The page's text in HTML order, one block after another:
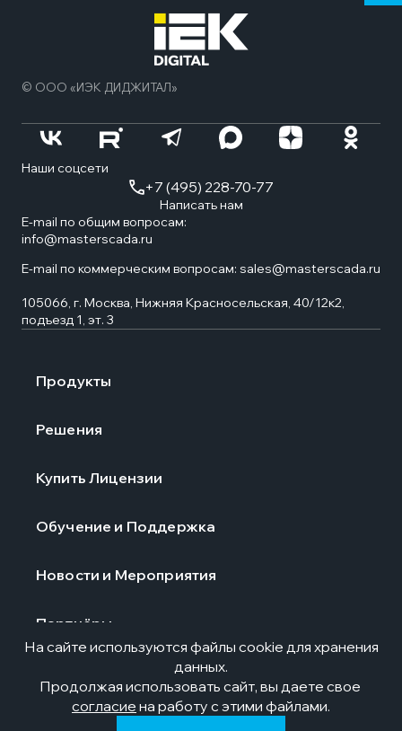
На сайте используются файлы cookie для хранения
данных.
Продолжая использовать сайт, вы даете свое
согласие на работу с этими файлами.
© ООО «ИЭК ДИДЖИТАЛ»
Продукты
Решения
Купить Лицензии
Обучение и Поддержка
Новости и Мероприятия
Партнёры
+7 (495) 228-70-77
Написать нам
Наши соцсети
E-mail по общим вопросам:
info@masterscada.ru
E-mail по коммерческим вопросам: sales@masterscada.ru
105066, г. Москва, Нижняя Красносельская, 40/12к2,
подъезд 1, эт. 3